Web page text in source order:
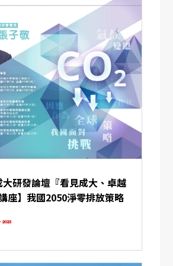
大研發論壇『看見成大、卓越
座】我國2050淨零排放策略